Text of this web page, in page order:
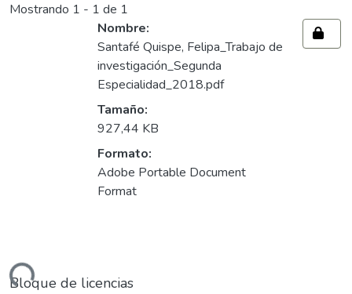
Mostrando 1 - 1 de 1
Nombre:
Santafé Quispe, Felipa_Trabajo de
investigación_Segunda
Especialidad_2018.pdf
Tamaño:
927,44 KB
Formato:
Adobe Portable Document
Format
Bloque de licencias